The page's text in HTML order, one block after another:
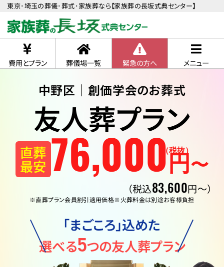
東京･埼玉の葬儀･葬式･家族葬なら【家族葬の長坂式典センター】
費用とプラン 葬儀場一覧 緊急の方へ メニュー
中野区｜創価学会のお葬式
友人葬プラン
直葬
最安 76,000円 〜
（税抜）
（税込83,600円〜）
※直葬プラン会員割引適用価格※火葬料金は別途お客様負担
「まごころ」込めた
選べる5つの友人葬プラン